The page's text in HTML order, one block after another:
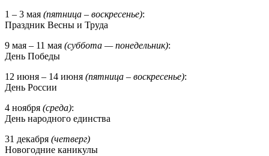
1 – 3 мая (пятница – воскресенье):
Праздник Весны и Труда
9 мая – 11 мая (суббота — понедельник):
День Победы
12 июня – 14 июня (пятница – воскресенье):
День России
4 ноября (среда):
День народного единства
31 декабря (четверг)
Новогодние каникулы